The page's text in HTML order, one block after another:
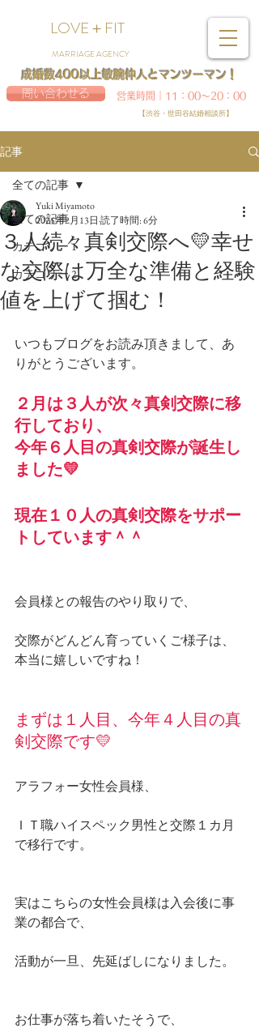
LOVE＋FIT
MARRIAGE AGENCY
問い合わせる
【渋谷・世田谷結婚相談所】
成婚数400以上敏腕仲人とマンツーマン！
営業時間｜11：00～20：00
記事
全ての記事
カテゴリー 1
カテゴリー 2
全ての記事
３人続々真剣交際へ💛幸せ
な交際は万全な準備と経験
値を上げて掴む！
Yuki Miyamoto
2025年2月13日 読了時間: 6分
いつもブログをお読み頂きまして、あ
りがとうございます。
２月は３人が次々真剣交際に移
行しており、
今年６人目の真剣交際が誕生し
ました💛
現在１０人の真剣交際をサポー
トしています＾＾
会員様との報告のやり取りで、
交際がどんどん育っていくご様子は、
本当に嬉しいですね！
まずは１人目、今年４人目の真
剣交際です💛
アラフォー女性会員様、
ＩＴ職ハイスペック男性と交際１カ月
で移行です。
実はこちらの女性会員様は入会後に事
業の都合で、
活動が一旦、先延ばしになりました。
お仕事が落ち着いたそうで、